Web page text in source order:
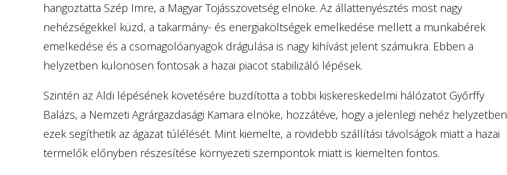
hangoztatta Szép Imre, a Magyar Tojásszövetség elnöke. Az állattenyésztés most nagy
nehézségekkel küzd, a takarmány- és energiaköltségek emelkedése mellett a munkabérek
emelkedése és a csomagolóanyagok drágulása is nagy kihívást jelent számukra. Ebben a
helyzetben különösen fontosak a hazai piacot stabilizáló lépések.
Szintén az Aldi lépésének követésére buzdította a többi kiskereskedelmi hálózatot Győrffy
Balázs, a Nemzeti Agrárgazdasági Kamara elnöke, hozzátéve, hogy a jelenlegi nehéz helyzetben
ezek segíthetik az ágazat túlélését. Mint kiemelte, a rövidebb szállítási távolságok miatt a hazai
termelők előnyben részesítése környezeti szempontok miatt is kiemelten fontos.